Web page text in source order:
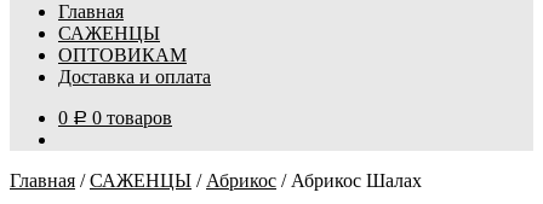
Главная
САЖЕНЦЫ
ОПТОВИКАМ
Доставка и оплата
0 Р 0 товаров
Главная /САЖЕНЦЫ / Абрикос / Абрикос Шалах